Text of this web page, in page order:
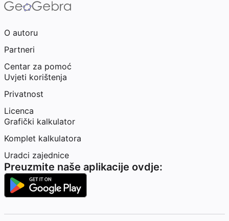
O autoru
Partneri
Centar za pomoć
Uvjeti korištenja
Privatnost
Licenca
Grafički kalkulator
Komplet kalkulatora
Uradci zajednice
Preuzmite naše aplikacije ovdje: